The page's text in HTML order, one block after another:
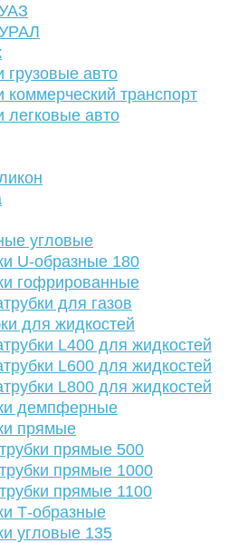
грузовые авто
коммерческий транспорт
легковые авто
угловые
U-образные 180
гофрированные
для газов
для жидкостей
L400 для жидкостей
L600 для жидкостей
L800 для жидкостей
демпферные
прямые
прямые 500
прямые 1000
прямые 1100
Т-образные
угловые 135